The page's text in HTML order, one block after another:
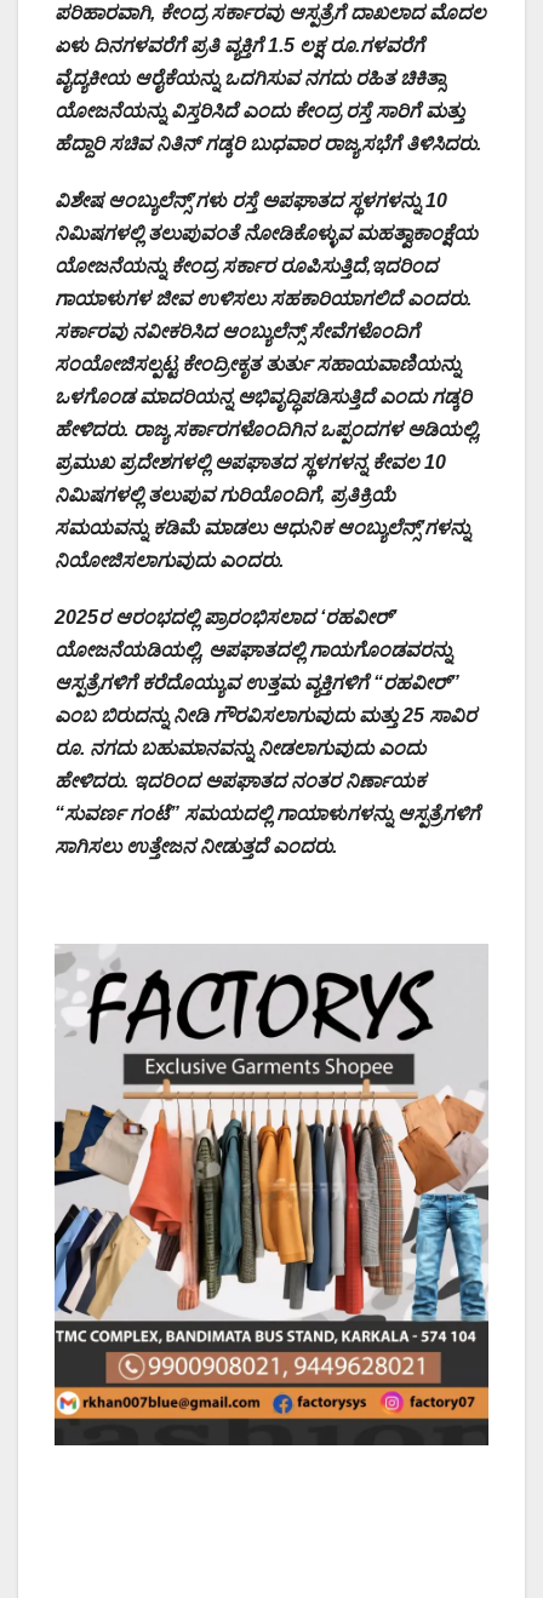
ಪರಿಹಾರವಾಗಿ, ಕೇಂದ್ರ ಸರ್ಕಾರವು ಆಸ್ಪತ್ರೆಗೆ ದಾಖಲಾದ ಮೊದಲ
ಏಳು ದಿನಗಳವರೆಗೆ ಪ್ರತಿ ವ್ಯಕ್ತಿಗೆ 1.5 ಲಕ್ಷ ರೂ.ಗಳವರೆಗೆ
ವೈದ್ಯಕೀಯ ಆರೈಕೆಯನ್ನು ಒದಗಿಸುವ ನಗದು ರಹಿತ ಚಿಕಿತ್ಸಾ
ಯೋಜನೆಯನ್ನು ವಿಸ್ತರಿಸಿದೆ ಎಂದು ಕೇಂದ್ರ ರಸ್ತೆ ಸಾರಿಗೆ ಮತ್ತು
ಹೆದ್ದಾರಿ ಸಚಿವ ನಿತಿನ್ ಗಡ್ಕರಿ ಬುಧವಾರ ರಾಜ್ಯಸಭೆಗೆ ತಿಳಿಸಿದರು.
ವಿಶೇಷ ಆಂಬ್ಯುಲೆನ್ಸ್’ಗಳು ರಸ್ತೆ ಅಪಘಾತದ ಸ್ಥಳಗಳನ್ನು 10
ನಿಮಿಷಗಳಲ್ಲಿ ತಲುಪುವಂತೆ ನೋಡಿಕೊಳ್ಳುವ ಮಹತ್ವಾಕಾಂಕ್ಷೆಯ
ಯೋಜನೆಯನ್ನು ಕೇಂದ್ರ ಸರ್ಕಾರ ರೂಪಿಸುತ್ತಿದೆ,ಇದರಿಂದ
ಗಾಯಾಳುಗಳ ಜೀವ ಉಳಿಸಲು ಸಹಕಾರಿಯಾಗಲಿದೆ ಎಂದರು.
ಸರ್ಕಾರವು ನವೀಕರಿಸಿದ ಆಂಬ್ಯುಲೆನ್ಸ್ ಸೇವೆಗಳೊಂದಿಗೆ
ಸಂಯೋಜಿಸಲ್ಪಟ್ಟ ಕೇಂದ್ರೀಕೃತ ತುರ್ತು ಸಹಾಯವಾಣಿಯನ್ನು
ಒಳಗೊಂಡ ಮಾದರಿಯನ್ನ ಅಭಿವೃದ್ಧಿಪಡಿಸುತ್ತಿದೆ ಎಂದು ಗಡ್ಕರಿ
ಹೇಳಿದರು. ರಾಜ್ಯ ಸರ್ಕಾರಗಳೊಂದಿಗಿನ ಒಪ್ಪಂದಗಳ ಅಡಿಯಲ್ಲಿ,
ಪ್ರಮುಖ ಪ್ರದೇಶಗಳಲ್ಲಿ ಅಪಘಾತದ ಸ್ಥಳಗಳನ್ನ ಕೇವಲ 10
ನಿಮಿಷಗಳಲ್ಲಿ ತಲುಪುವ ಗುರಿಯೊಂದಿಗೆ, ಪ್ರತಿಕ್ರಿಯೆ
ಸಮಯವನ್ನು ಕಡಿಮೆ ಮಾಡಲು ಆಧುನಿಕ ಆಂಬ್ಯುಲೆನ್ಸ್’ಗಳನ್ನು
ನಿಯೋಜಿಸಲಾಗುವುದು ಎಂದರು.
2025ರ ಆರಂಭದಲ್ಲಿ ಪ್ರಾರಂಭಿಸಲಾದ ‘ರಹವೀರ್’
ಯೋಜನೆಯಡಿಯಲ್ಲಿ, ಅಪಘಾತದಲ್ಲಿ ಗಾಯಗೊಂಡವರನ್ನು
ಆಸ್ಪತ್ರೆಗಳಿಗೆ ಕರೆದೊಯ್ಯುವ ಉತ್ತಮ ವ್ಯಕ್ತಿಗಳಿಗೆ “ರಹವೀರ್”
ಎಂಬ ಬಿರುದನ್ನು ನೀಡಿ ಗೌರವಿಸಲಾಗುವುದು ಮತ್ತು 25 ಸಾವಿರ
ರೂ. ನಗದು ಬಹುಮಾನವನ್ನು ನೀಡಲಾಗುವುದು ಎಂದು
ಹೇಳಿದರು. ಇದರಿಂದ ಅಪಘಾತದ ನಂತರ ನಿರ್ಣಾಯಕ
“ಸುವರ್ಣ ಗಂಟೆ” ಸಮಯದಲ್ಲಿ ಗಾಯಾಳುಗಳನ್ನು ಆಸ್ಪತ್ರೆಗಳಿಗೆ
ಸಾಗಿಸಲು ಉತ್ತೇಜನ ನೀಡುತ್ತದೆ ಎಂದರು.